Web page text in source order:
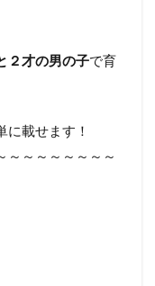
２才の男の子で育
に載せます！
～～～～～～～～